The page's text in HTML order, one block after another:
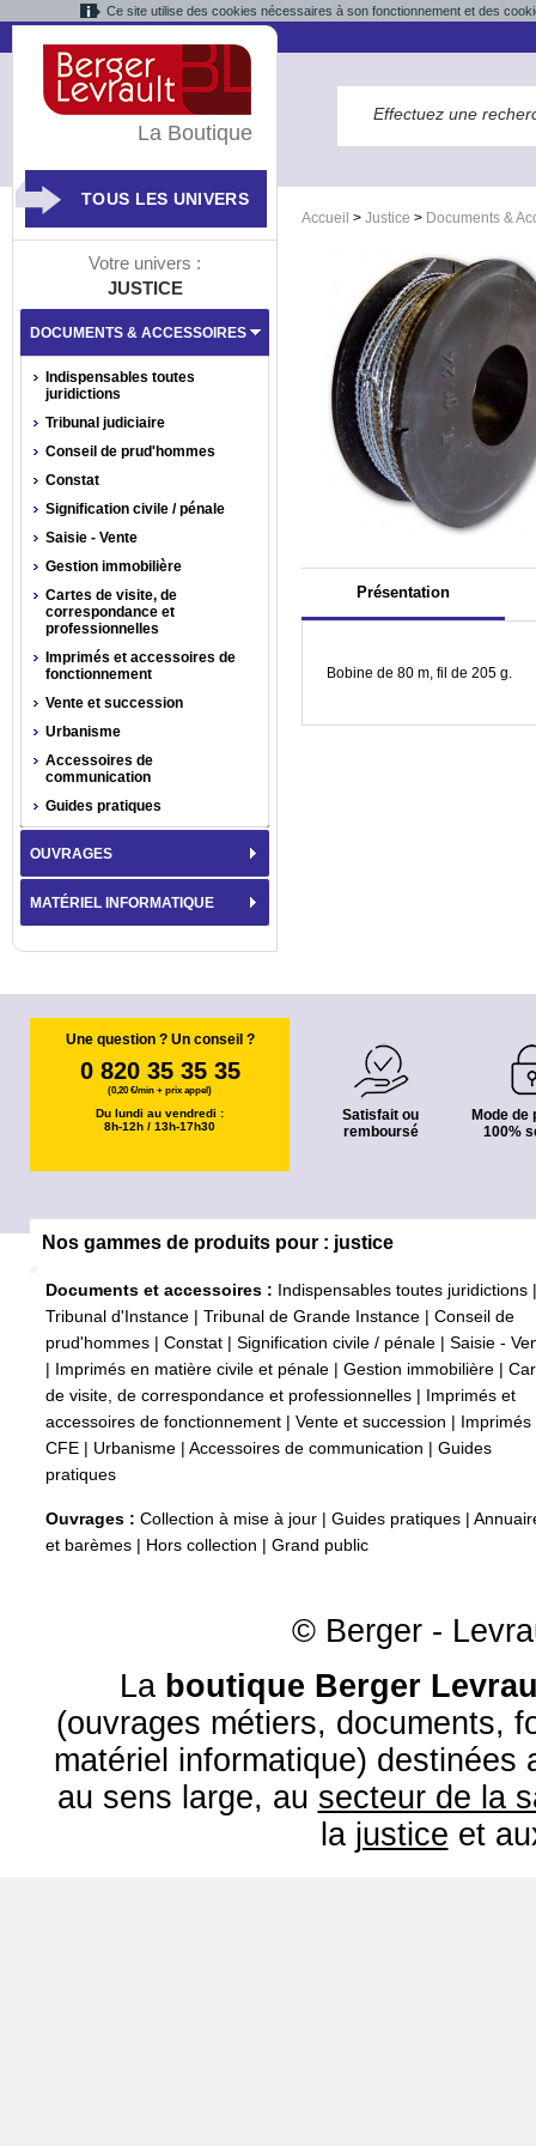
Ce site utilise des cookies nécessaires à son fonctionnement et des
Accueil > Justice > Documents &
Présentation
Bobine de 80 m, fil de 205 g.
La Boutique
TOUS LES UNIVERS
Votre univers :
JUSTICE
DOCUMENTS & ACCESSOIRES
Indispensables toutes
juridictions
Tribunal judiciaire
Conseil de prud'hommes
Constat
Signification civile / pénale
Saisie - Vente
Gestion immobilière
Cartes de visite, de
correspondance et
professionnelles
Imprimés et accessoires de
fonctionnement
Vente et succession
Urbanisme
Accessoires de
communication
Guides pratiques
OUVRAGES
MATÉRIEL INFORMATIQUE
Une question ? Un conseil ?
0 820 35 35 35
(0,20 €/min + prix appel)
Du lundi au vendredi :
8h-12h / 13h-17h30
Satisfait ou
remboursé
Mode de
100%
Nos gammes de produits pour : justice
Documents et accessoires : Indispensables toutes juridictions
Tribunal d'Instance
Tribunal de Grande Instance
Conseil de
prud'hommes
Constat Signification civile / pénale
Saisie -
Imprimés en matière civile et pénale Gestion immobilière
de visite, de correspondance et professionnelles
Imprimés et
accessoires de fonctionnement
Vente et succession
Imprimés
CFE
Urbanisme Accessoires de communication
Guides
pratiques
Ouvrages : Collection à mise à jour Guides pratiques
et barèmes
Hors collection Grand public
© Berger -
La boutique Berger
(ouvrages métiers, documents,
matériel informatique) destinées
au sens large, au secteur de la
la justice et